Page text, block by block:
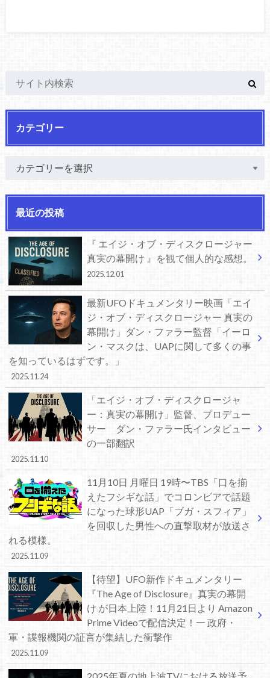
カテゴリー
最近の投稿
『 エイジ・オブ・ディスクロージャー
真実の幕開け 』を観て個人的な感想。
2025.12.01
最新UFOドキュメンタリー映画「エイ
ジ・オブ・ディスクロージャー 真実の
幕開け」ダン・ファラー監督「イーロ
ン・マスクは、UAPに関して多くの事
を知っているはずです。」
2025.11.24
「エイジ・オブ・ディスクロージャ
ー：真実の幕開け」監督、プロデュー
サー ダン・ファラー氏インタビュー
の一部翻訳
2025.11.10
11月10日 月曜日 19時〜TBS「口を揃
えたフシギな話」でコロンビアで話題
になった球形UAP「ブガ・スフィア」
を回収した男性への直撃取材が放送さ
れる模様。
2025.11.09
【待望】UFO新作ドキュメンタリー
『The Age of Disclosure』真実の幕開
け が日本上陸！11月21日より Amazon
Prime Videoで配信決定！一 政府・
軍・諜報機関の証言が集結した衝撃作
2025.11.09